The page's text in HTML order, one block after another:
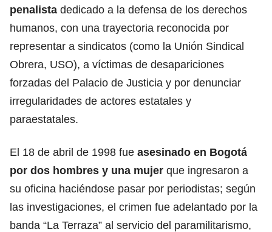
penalista dedicado a la defensa de los derechos
humanos, con una trayectoria reconocida por
representar a sindicatos (como la Unión Sindical
Obrera, USO), a víctimas de desapariciones
forzadas del Palacio de Justicia y por denunciar
irregularidades de actores estatales y
paraestatales.
El 18 de abril de 1998 fue asesinado en Bogotá
por dos hombres y una mujer que ingresaron a
su oficina haciéndose pasar por periodistas; según
las investigaciones, el crimen fue adelantado por la
banda “La Terraza” al servicio del paramilitarismo,